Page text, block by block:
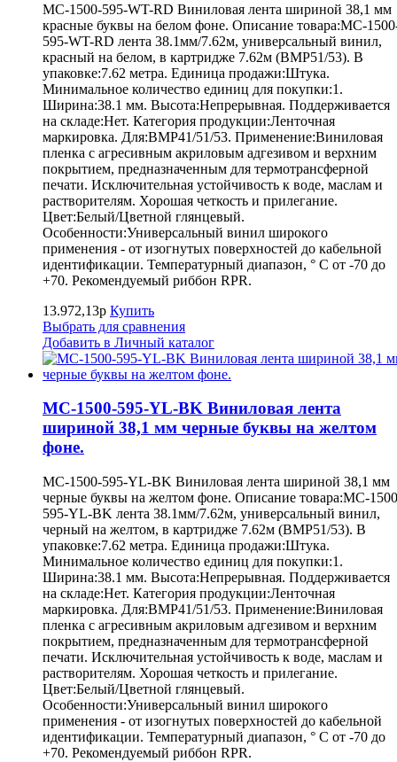
MC-1500-595-WT-RD Виниловая лента шириной 38,1 мм
красные буквы на белом фоне. Описание товара:MC-
595-WT-RD лента 38.1мм/7.62м, универсальный винил,
красный на белом, в картридже 7.62м (BMP51/53). В
упаковке:7.62 метра. Единица продажи:Штука.
Минимальное количество единиц для покупки:1.
Ширина:38.1 мм. Высота:Непрерывная. Поддерживается
на складе:Нет. Категория продукции:Ленточная
маркировка. Для:BMP41/51/53. Применение:Виниловая
пленка с агресивным акриловым адгезивом и верхним
покрытием, предназначенным для термотрансферной
печати. Исключительная устойчивость к воде, маслам и
растворителям. Хорошая четкость и прилегание.
Цвет:Белый/Цветной глянцевый.
Особенности:Универсальный винил широкого
применения - от изогнутых поверхностей до кабельной
идентификации. Температурный диапазон, ° С от -70 до
+70. Рекомендуемый риббон RPR.
13.972,13р Купить
Выбрать для сравнения
Добавить в Личный каталог
MC-1500-595-YL-BK Виниловая лента
шириной 38,1 мм черные буквы на желтом
фоне.
MC-1500-595-YL-BK Виниловая лента шириной 38,1 мм
черные буквы на желтом фоне. Описание товара:MC-
595-YL-BK лента 38.1мм/7.62м, универсальный винил,
черный на желтом, в картридже 7.62м (BMP51/53). В
упаковке:7.62 метра. Единица продажи:Штука.
Минимальное количество единиц для покупки:1.
Ширина:38.1 мм. Высота:Непрерывная. Поддерживается
на складе:Нет. Категория продукции:Ленточная
маркировка. Для:BMP41/51/53. Применение:Виниловая
пленка с агресивным акриловым адгезивом и верхним
покрытием, предназначенным для термотрансферной
печати. Исключительная устойчивость к воде, маслам и
растворителям. Хорошая четкость и прилегание.
Цвет:Белый/Цветной глянцевый.
Особенности:Универсальный винил широкого
применения - от изогнутых поверхностей до кабельной
идентификации. Температурный диапазон, ° С от -70 до
+70. Рекомендуемый риббон RPR.